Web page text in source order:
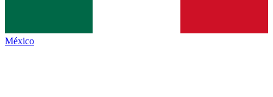
México